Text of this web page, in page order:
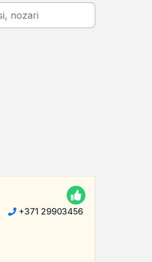
Siltumizolācijas darbi
+371 29903456